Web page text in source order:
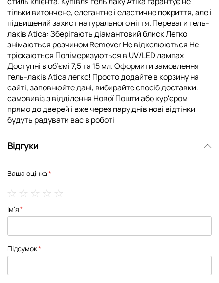
тільки витончене, елегантне і еластичне покриття, але і
підвищений захист натурального нігтя. Переваги гель-
лаків Atica: Зберігають діамантовий блиск Легко
знімаються розчином Remover Не відколюються Не
тріскаються Полімеризуються в UV/LED лампах
Доступні в об’ємі 7,5 та 15 мл. Оформити замовлення
гель-лаків Atica легко! Просто додайте в корзину на
сайті, заповнюйте дані, вибирайте спосіб доставки:
самовивіз з відділення Нової Пошти або кур'єром
прямо до дверей і вже через пару днів нові відтінки
будуть радувати вас в роботі
Відгуки
Ваша оцінка
star
stars
stars
stars
stars
Ім'я
Підсумок